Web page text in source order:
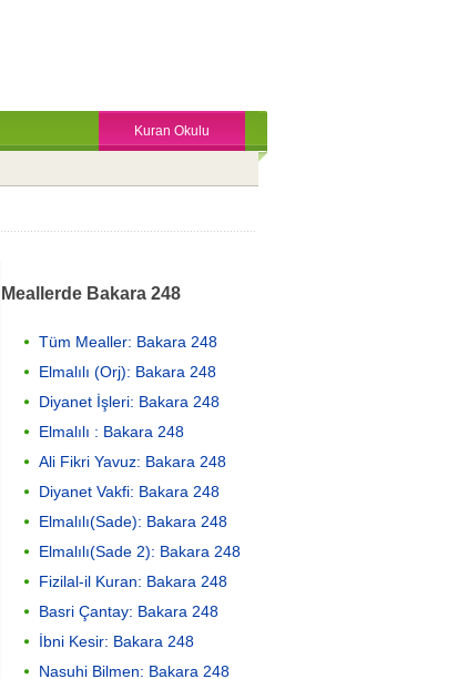
Kuran Okulu
Meallerde Bakara 248
Tüm Mealler: Bakara 248
Elmalılı (Orj): Bakara 248
Diyanet İşleri: Bakara 248
Elmalılı : Bakara 248
Ali Fikri Yavuz: Bakara 248
Diyanet Vakfi: Bakara 248
Elmalılı(Sade): Bakara 248
Elmalılı(Sade 2): Bakara 248
Fizilal-il Kuran: Bakara 248
Basri Çantay: Bakara 248
İbni Kesir: Bakara 248
Nasuhi Bilmen: Bakara 248